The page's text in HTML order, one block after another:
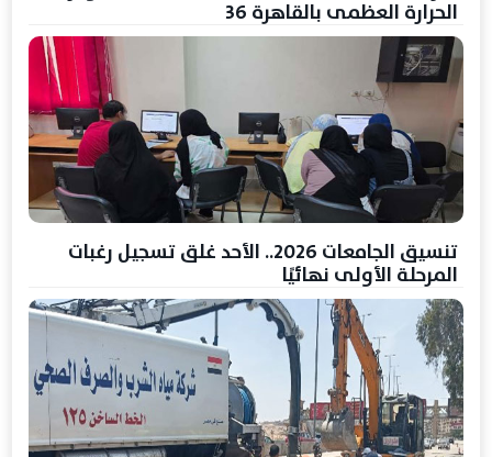
الحرارة العظمى بالقاهرة 36
تنسيق الجامعات 2026.. الأحد غلق تسجيل رغبات
المرحلة الأولى نهائيًا